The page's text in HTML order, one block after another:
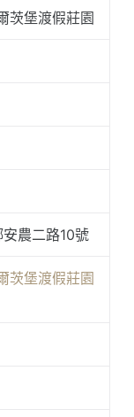
茨堡渡假莊園
農二路10號
茨堡渡假莊園